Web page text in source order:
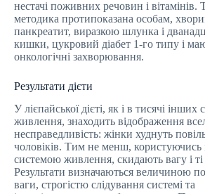
нестачі поживних речовин і вітамінів.
методика протипоказана особам,
панкреатит, виразкою шлунка і
кишки, цукровий діабет 1-го типу і
онкологічні захворювання.
Результати дієти
У лієпайської дієті, як і в тисячі інших
живлення, знаходить відображення
несправедливість: жінки худнуть
чоловіків. Тим не менш, користуючись
системою живлення, скидають вагу і ті
Результати визначаються величиною
ваги, строгістю слідування системі та